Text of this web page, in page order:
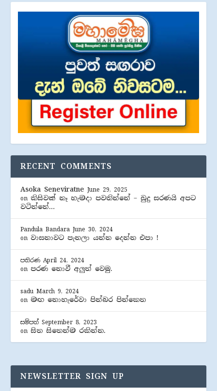
RECENT COMMENTS
Asoka Seneviratne June 29, 2025
on කිසිවක් නෑ හැමදා පවතින්නේ – බුදු සරණයි අපට
වටින්නේ…
Pandula Bandara June 30, 2024
on වාසනාවට පැනලා යන්න දෙන්න එපා !
පතිරණ April 24, 2024
on පරණ නොවී අලුත් වෙමු.
sadu March 9, 2024
on මඟ නොහැරේවා පින්බර පින්කෙත
සම්පත් September 8, 2023
onසිත සිතෙන්ම රකින්න.
NEWSLETTER SIGN UP